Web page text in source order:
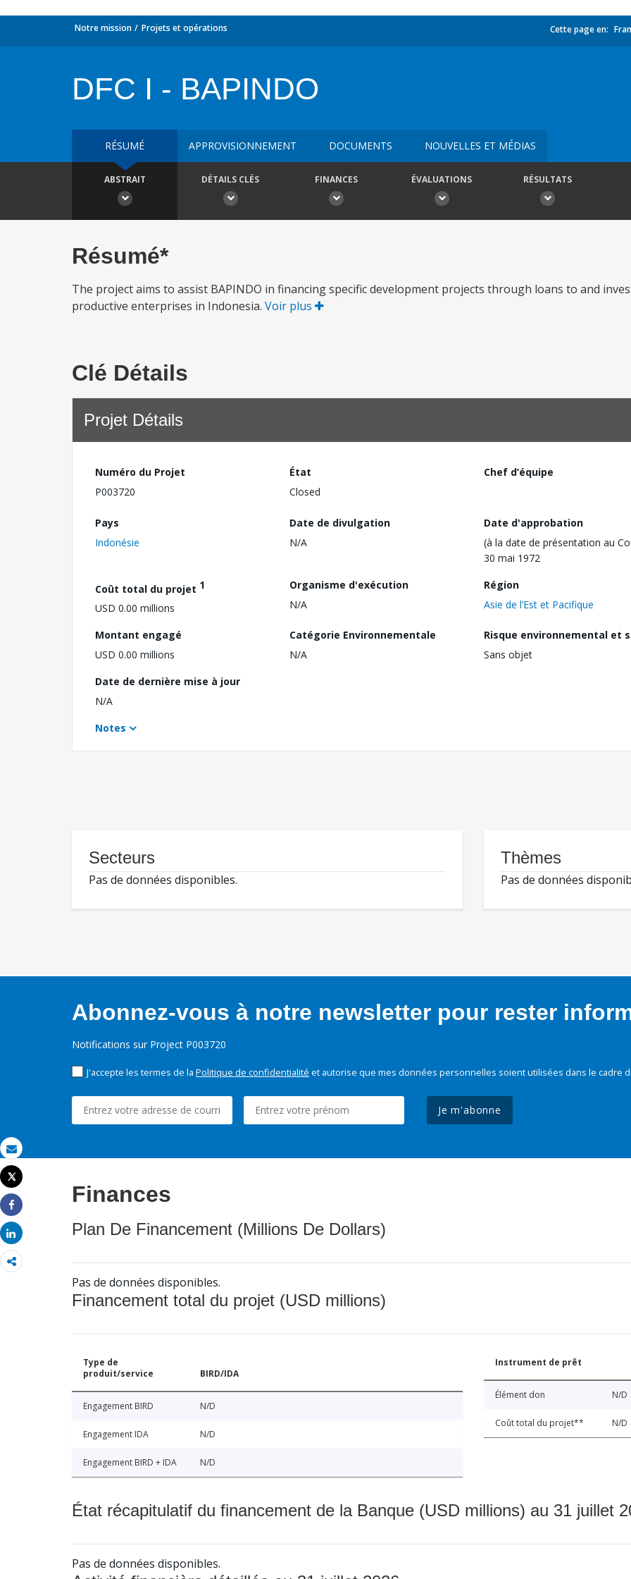
Email
Imprimer
Tweet
Share
Share
Notre mission Projets et opérations Cette page en:
DFC I - BAPINDO
RÉSUMÉ APPROVISIONNEMENT DOCUMENTS NOUVELLES ET MÉDIAS
ABSTRAIT DÉTAILS CLÉS FINANCES ÉVALUATIONS RÉSULTATS
Résumé*
The project aims to assist BAPINDO in financing specific development projects through loans to and
productive enterprises in Indonesia. Voir plus
Clé Détails
Projet Détails
Numéro du Projet
P003720
État
Closed
Chef d’équipe
Pays
Indonésie
Date de divulgation
N/A
Date d'approbation
(à la date de présentation au
30 mai 1972
Coût total du projet 1
USD 0.00 millions
Organisme d'exécution
N/A
Région
Asie de l’Est et Pacifique
Montant engagé
USD 0.00 millions
Catégorie Environnementale
N/A
Risque environnemental et
Sans objet
Date de dernière mise à jour
N/A
Notes
Secteurs
Pas de données disponibles.
Thèmes
Pas de données
Abonnez-vous à notre newsletter pour rester
Notifications sur Project P003720
J'accepte les termes de la Politique de confidentialité et autorise que mes données personnelles soient utilisées dans le cadre
Je m'abonne
Finances
Plan De Financement (Millions De Dollars)
Pas de données disponibles.
Financement total du projet (USD millions)
Type de
produit/service
BIRD/IDA
Engagement BIRD N/D
Engagement IDA N/D
Engagement BIRD + IDA N/D
Instrument de prêt
Élément don N/D
Coût total du projet** N/D
État récapitulatif du financement de la Banque (USD millions) au 31 juillet
Pas de données disponibles.